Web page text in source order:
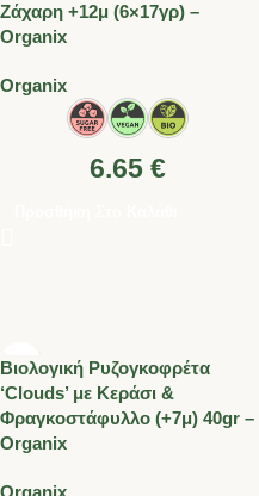
Ζάχαρη +12μ (6×17γρ) –
Organix
Organix
6.65 €
Βιολογική Ρυζογκοφρέτα
‘Clouds’ με Κεράσι &
Φραγκοστάφυλλο (+7μ) 40gr –
Organix
Organix